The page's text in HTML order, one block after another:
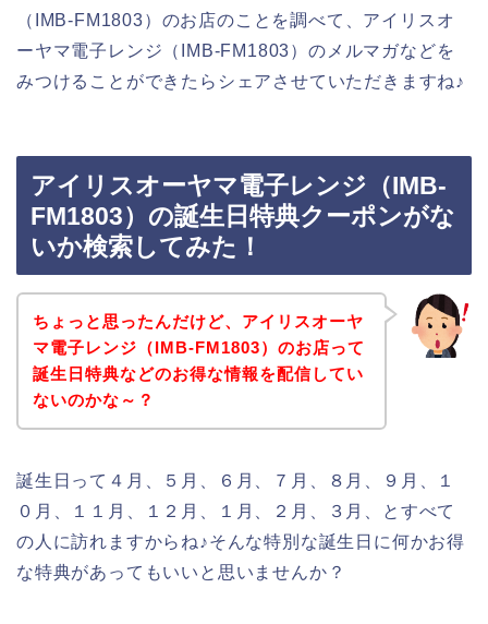
（IMB-FM1803）のお店のことを調べて、アイリスオ
ーヤマ電子レンジ（IMB-FM1803）のメルマガなどを
みつけることができたらシェアさせていただきますね♪
アイリスオーヤマ電子レンジ（IMB-
FM1803）の誕生日特典クーポンがな
いか検索してみた！
ちょっと思ったんだけど、アイリスオーヤ
マ電子レンジ（IMB-FM1803）のお店って
誕生日特典などのお得な情報を配信してい
ないのかな～？
誕生日って４月、５月、６月、７月、８月、９月、１
０月、１１月、１２月、１月、２月、３月、とすべて
の人に訪れますからね♪そんな特別な誕生日に何かお得
な特典があってもいいと思いませんか？